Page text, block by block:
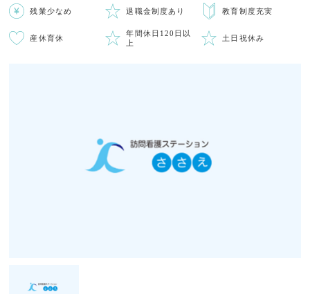
残業少なめ 退職金制度あり 教育制度充実
産休育休
年間休日120日以
上
土日祝休み